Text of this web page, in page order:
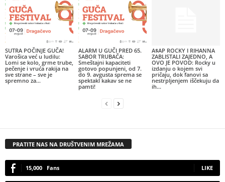
SUTRA POČINJE GUČA!
Varošica već u ludilu:
Lomi se kolo, grme trube,
pečenje i vruća rakija na
sve strane – sve je
spremno za...
ALARM U GUČI PRED 65.
SABOR TRUBAČA:
Smeštajni kapaciteti
gotovo popunjeni, od 7.
do 9. avgusta sprema se
spektakl kakav se ne
pamti!
A$AP ROCKY I RIHANNA
ZABLISTALI ZAJEDNO, A
OVO JE POVOD: Rocky u
izdanju o kojem svi
pričaju, dok fanovi sa
nestrpljenjem iščekuju da
ih...
PRATITE NAS NA DRUŠTVENIM MREŽAMA
15,000 Fans LIKE